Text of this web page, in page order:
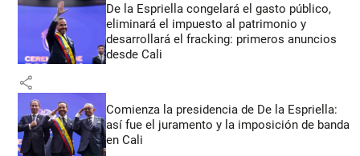
De la Espriella congelará el gasto público,
eliminará el impuesto al patrimonio y
desarrollará el fracking: primeros anuncios
desde Cali
share
Comienza la presidencia de De la Espriella:
así fue el juramento y la imposición de banda
en Cali